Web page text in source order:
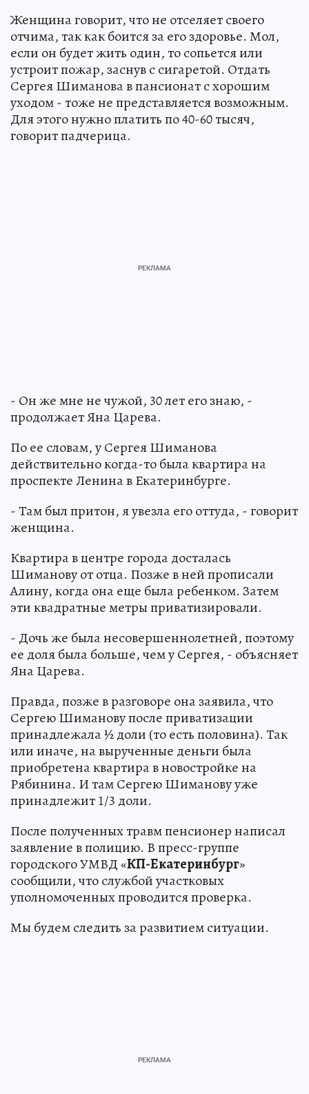
Женщина говорит, что не отселяет своего
отчима, так как боится за его здоровье. Мол,
если он будет жить один, то сопьется или
устроит пожар, заснув с сигаретой. Отдать
Сергея Шиманова в пансионат с хорошим
уходом - тоже не представляется возможным.
Для этого нужно платить по 40-60 тысяч,
говорит падчерица.
- Он же мне не чужой, 30 лет его знаю, -
продолжает Яна Царева.
По ее словам, у Сергея Шиманова
действительно когда-то была квартира на
проспекте Ленина в Екатеринбурге.
- Там был притон, я увезла его оттуда, - говорит
женщина.
Квартира в центре города досталась
Шиманову от отца. Позже в ней прописали
Алину, когда она еще была ребенком. Затем
эти квадратные метры приватизировали.
- Дочь же была несовершеннолетней, поэтому
ее доля была больше, чем у Сергея, - объясняет
Яна Царева.
Правда, позже в разговоре она заявила, что
Сергею Шиманову после приватизации
принадлежала ½ доли (то есть половина). Так
или иначе, на вырученные деньги была
приобретена квартира в новостройке на
Рябинина. И там Сергею Шиманову уже
принадлежит 1/3 доли.
После полученных травм пенсионер написал
заявление в полицию. В пресс-группе
городского УМВД «КП-Екатеринбург»
сообщили, что службой участковых
уполномоченных проводится проверка.
Мы будем следить за развитием ситуации.